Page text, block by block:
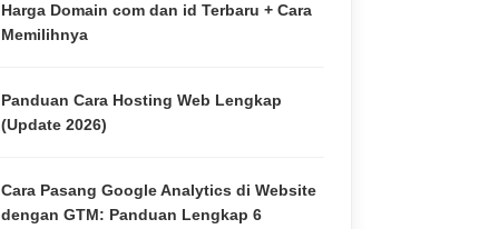
Harga Domain com dan id Terbaru + Cara
Memilihnya
Panduan Cara Hosting Web Lengkap
(Update 2026)
Cara Pasang Google Analytics di Website
dengan GTM: Panduan Lengkap 6